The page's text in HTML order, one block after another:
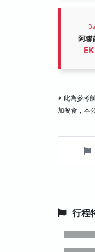
阿聯
※ 此為參考
加餐食，本
行程